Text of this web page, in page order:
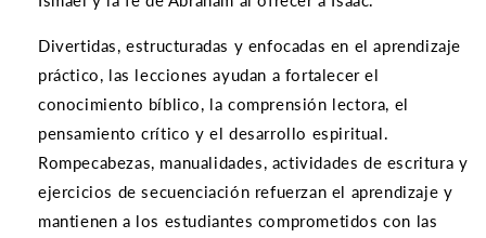
Divertidas, estructuradas y enfocadas en el aprendizaje
práctico, las lecciones ayudan a fortalecer el
conocimiento bíblico, la comprensión lectora, el
pensamiento crítico y el desarrollo espiritual.
Rompecabezas, manualidades, actividades de escritura y
ejercicios de secuenciación refuerzan el aprendizaje y
mantienen a los estudiantes comprometidos con las